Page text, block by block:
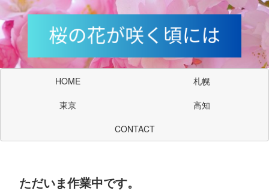
HOME
札幌
東京
高知
CONTACT
ただいま作業中です。